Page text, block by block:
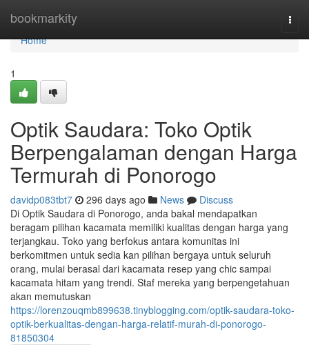
bookmarkity
Home
Home
1
Optik Saudara: Toko Optik
Berpengalaman dengan Harga
Termurah di Ponorogo
davidp083tbt7 296 days ago News
Discuss
Di Optik Saudara di Ponorogo, anda bakal mendapatkan
beragam pilihan kacamata memiliki kualitas dengan harga yang
terjangkau. Toko yang berfokus antara komunitas ini
berkomitmen untuk sedia kan pilihan bergaya untuk seluruh
orang, mulai berasal dari kacamata resep yang chic sampai
kacamata hitam yang trendi. Staf mereka yang berpengetahuan
akan memutuskan
https://lorenzouqmb899638.tinyblogging.com/optik-saudara-toko-
optik-berkualitas-dengan-harga-relatif-murah-di-ponorogo-
81850304